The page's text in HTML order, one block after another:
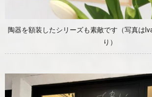
陶器を額装したシリーズも素敵です（写真は
り）